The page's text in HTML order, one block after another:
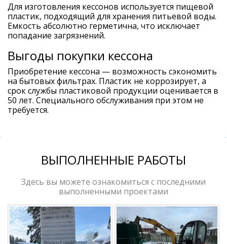
Для изготовления кессонов используется пищевой
пластик, подходящий для хранения питьевой воды.
Емкость абсолютно герметична, что исключает
попадание загрязнений.
Выгоды покупки кессона
Приобретение кессона — возможность сэкономить
на бытовых фильтрах. Пластик не коррозирует, а
срок службы пластиковой продукции оценивается в
50 лет. Специального обслуживания при этом не
требуется.
ВЫПОЛНЕННЫЕ РАБОТЫ
Здесь вы можете ознакомиться с последними
выполненными проектами